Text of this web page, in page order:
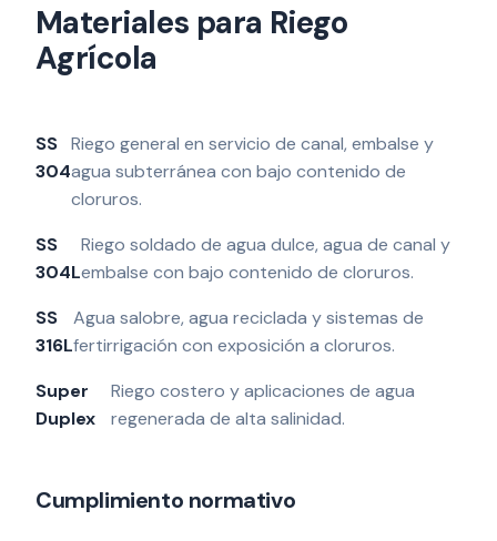
Materiales para Riego
Agrícola
SS
304
Riego general en servicio de canal, embalse y
agua subterránea con bajo contenido de
cloruros.
SS
304L
Riego soldado de agua dulce, agua de canal y
embalse con bajo contenido de cloruros.
SS
316L
Agua salobre, agua reciclada y sistemas de
fertirrigación con exposición a cloruros.
Super
Duplex
Riego costero y aplicaciones de agua
regenerada de alta salinidad.
Cumplimiento normativo